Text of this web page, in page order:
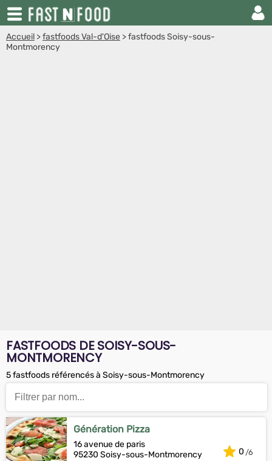
Accueil >fastfoods Val-d'Oise >fastfoods Soisy-sous-
Montmorency
FASTFOODS DE SOISY-SOUS-
MONTMORENCY
5 fastfoods référencés à Soisy-sous-Montmorency
Génération Pizza
16 avenue de paris
95230 Soisy-sous-Montmorency
0